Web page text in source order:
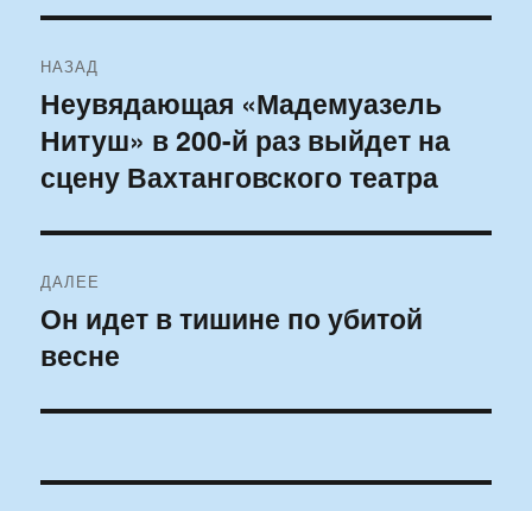
по
записям
НАЗАД
Предыдущая
запись:
Неувядающая «Мадемуазель
Нитуш» в 200-й раз выйдет на
сцену Вахтанговского театра
ДАЛЕЕ
Следующая
запись:
Он идет в тишине по убитой
весне